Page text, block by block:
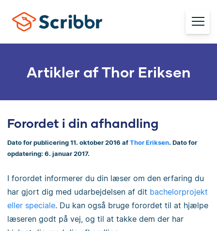
Artikler af Thor Eriksen
Forordet i din afhandling
Dato for publicering 11. oktober 2016 af Thor Eriksen. Dato for
opdatering: 6. januar 2017.
I forordet informerer du din læser om den erfaring du
har gjort dig med udarbejdelsen af dit bachelorprojekt
eller speciale. Du kan også bruge forordet til at hjælpe
læseren godt på vej, og til at takke dem der har